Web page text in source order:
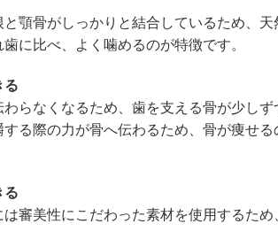
顎骨がしっかりと結合しているため、
に比べ、よく噛めるのが特徴です。
る
らなくなるため、歯を支える骨が少し
る際の力が骨へ伝わるため、骨が痩せ
る
審美性にこだわった素材を使用するた